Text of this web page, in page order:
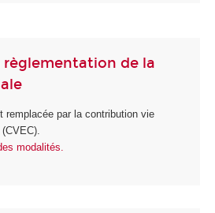
de la
remplacée par la contribution vie
modalités.